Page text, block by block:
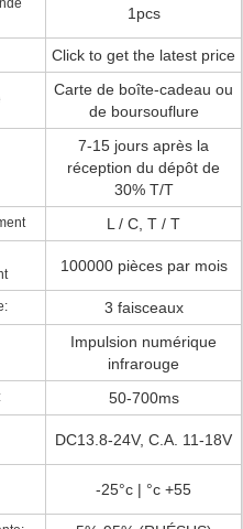
1pcs
Click to get the latest price
Carte de boîte-cadeau ou
de boursouflure
7-15 jours après la
réception du dépôt de
30% T/T
L / C, T / T
100000 pièces par mois
3 faisceaux
Impulsion numérique
infrarouge
50-700ms
DC13.8-24V, C.A. 11-18V
-25°c | °c +55